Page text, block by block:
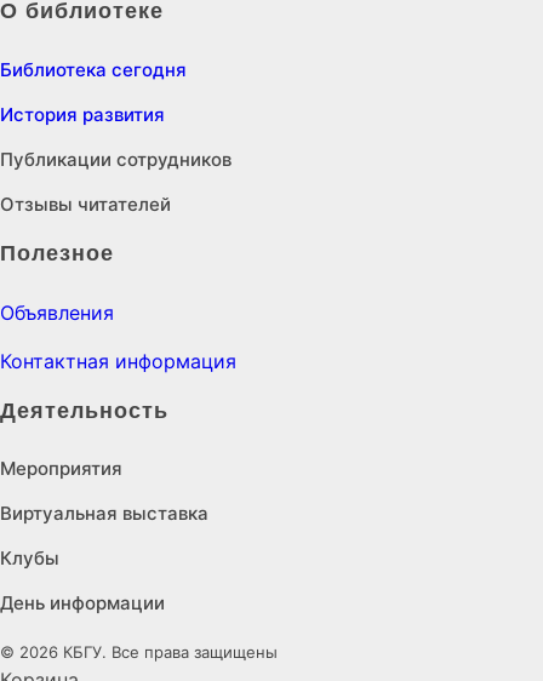
О библиотеке
Библиотека сегодня
История развития
Публикации сотрудников
Отзывы читателей
Полезное
Объявления
Контактная информация
Деятельность
Мероприятия
Виртуальная выставка
Клубы
День информации
© 2026 КБГУ. Все права защищены